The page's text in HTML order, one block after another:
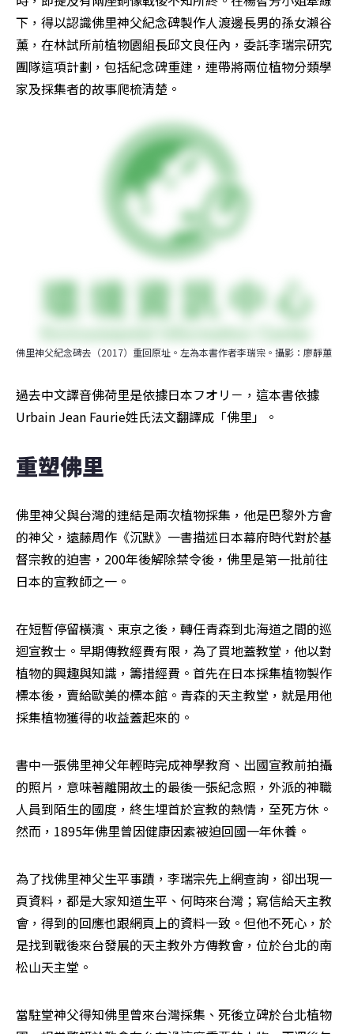
下，得以認識佛里神父紀念碑製作人渡邊長男的孫女瀨谷
薰，在林試所前植物園組長邱文良任內，委託李瑞宗研究
團隊這項計劃，包括紀念碑重建，連帶將兩位植物分類學
家及採集者的故事爬梳清楚。
佛里神父紀念碑去（2017）重回原址。左為本書作者李瑞宗。攝影：廖靜蕙
過去中文譯音佛荷里是依據日本フオリ－，這本書依據
Urbain Jean Faurie姓氏法文翻譯成「佛里」。
重塑佛里
佛里神父與台灣的連結是兩次植物採集，他是巴黎外方會
的神父，遠藤周作《沉默》一書描述日本幕府時代對於基
督宗教的迫害，200年後解除禁令後，佛里是第一批前往
日本的宣教師之一。
在短暫停留橫濱、東京之後，轉任青森到北海道之間的巡
迴宣教士。早期傳教經費有限，為了買地蓋教堂，他以對
植物的興趣與知識，籌措經費。首先在日本採集植物製作
標本後，賣給歐美的標本館。青森的天主教堂，就是用他
採集植物獲得的收益蓋起來的。
書中一張佛里神父年輕時完成神學教育、出國宣教前拍攝
的照片，意味著離開故土的最後一張紀念照，外派的神職
人員到陌生的國度，終生埋首於宣教的熱情，至死方休。
然而，1895年佛里曾因健康因素被迫回國一年休養。
為了找佛里神父生平事蹟，李瑞宗先上網查詢，卻出現一
頁資料，都是大家知道生平、何時來台灣；寫信給天主教
會，得到的回應也跟網頁上的資料一致。但他不死心，於
是找到戰後來台發展的天主教外方傳教會，位於台北的南
松山天主堂。
當駐堂神父得知佛里曾來台灣採集、死後立碑於台北植物